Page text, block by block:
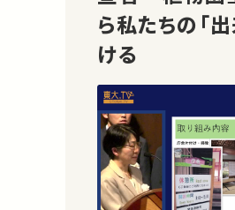
ら私たちの「
ける